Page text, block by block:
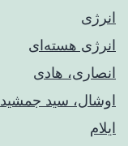
انرژی
انرژی هسته‌ای
انصاری، هادی
اوشال، سید جمشید
ایلام